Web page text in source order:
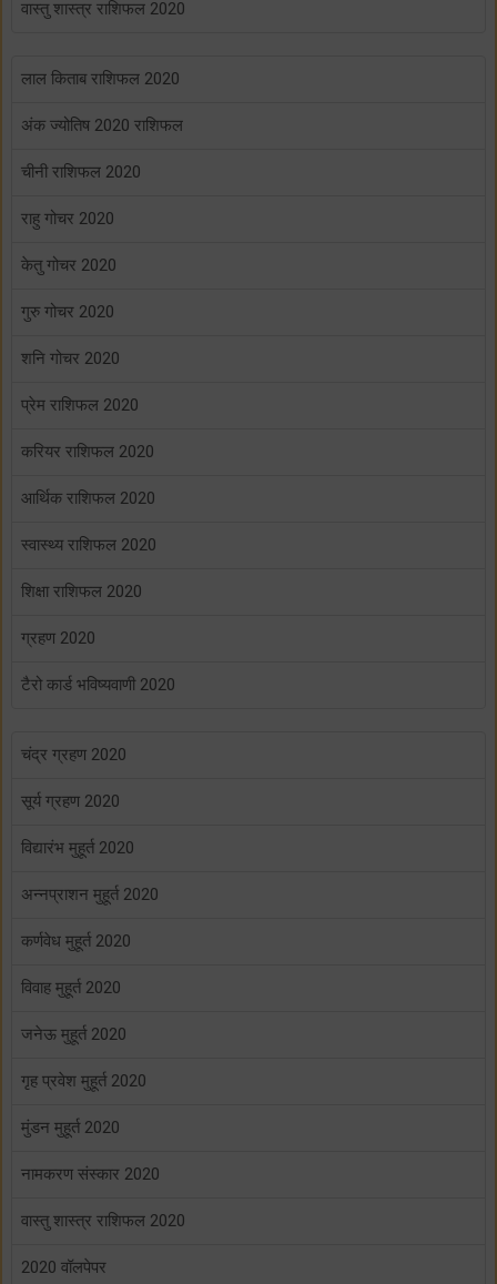
वास्तु शास्त्र राशिफल 2020
लाल किताब राशिफल 2020
अंक ज्योतिष 2020 राशिफल
चीनी राशिफल 2020
राहु गोचर 2020
केतु गोचर 2020
गुरु गोचर 2020
शनि गोचर 2020
प्रेम राशिफल 2020
करियर राशिफल 2020
आर्थिक राशिफल 2020
स्वास्थ्य राशिफल 2020
शिक्षा राशिफल 2020
ग्रहण 2020
टैरो कार्ड भविष्यवाणी 2020
चंद्र ग्रहण 2020
सूर्य ग्रहण 2020
विद्यारंभ मुहूर्त 2020
अन्नप्राशन मुहूर्त 2020
कर्णवेध मुहूर्त 2020
विवाह मुहूर्त 2020
जनेऊ मुहूर्त 2020
गृह प्रवेश मुहूर्त 2020
मुंडन मुहूर्त 2020
नामकरण संस्कार 2020
वास्तु शास्त्र राशिफल 2020
2020 वॉलपेपर